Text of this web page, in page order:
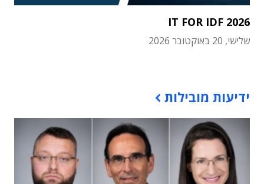
IT FOR IDF 2026
שלישי, 20 באוקטובר 2026
ידיעות מובילות